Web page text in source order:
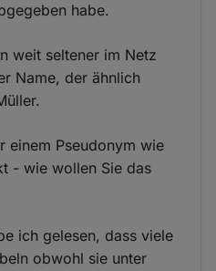
habe.
weit seltener im Netz
Name, der ähnlich
einem Pseudonym wie
- wie wollen Sie das
ich gelesen, dass viele
obwohl sie unter